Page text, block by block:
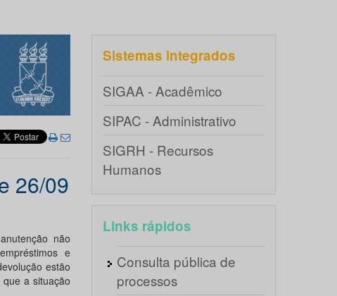
26/09
não
e
estão
a situação
Sistemas integrados
SIGAA - Acadêmico
SIPAC - Administrativo
SIGRH - Recursos
Humanos
Links rápidos
Consulta pública de
processos